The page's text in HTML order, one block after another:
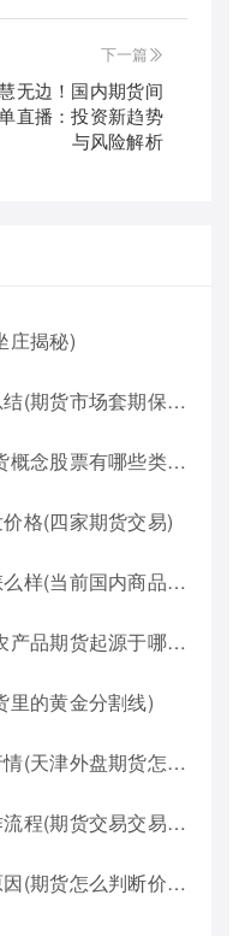
下一篇
无边！国内期货间
直播：投资新趋势
与风险解析
庄揭秘)
套期保值实验总结报告)
念股票有哪些类型)
格(四家期货交易)
内商品期货行情怎么样了)
期货起源于哪里的)
里的黄金分割线)
津外盘期货怎么交易)
交易方式的操作流程是什么)
么判断价格低的原因呢)